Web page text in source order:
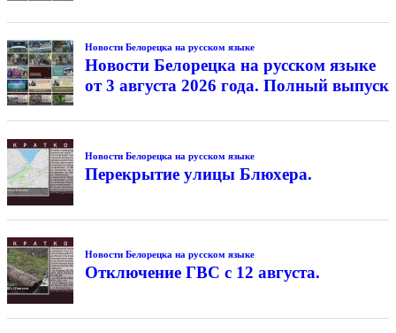
Новости Белорецка на русском языке
Новости Белорецка на русском языке
от 3 августа 2026 года. Полный выпуск
Новости Белорецка на русском языке
Перекрытие улицы Блюхера.
Новости Белорецка на русском языке
Отключение ГВС с 12 августа.